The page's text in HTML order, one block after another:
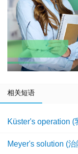
相关短语
Küster's operation
Meyer's solution (